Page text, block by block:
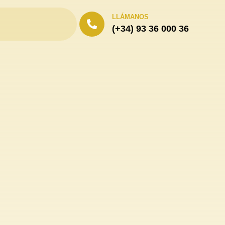
LLÁMANOS
(+34) 93 36 000 36